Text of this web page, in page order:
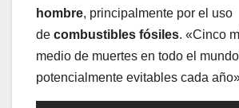
hombre, principalmente por el uso
de combustibles fósiles. «Cinco
medio de muertes en todo el
potencialmente evitables cada